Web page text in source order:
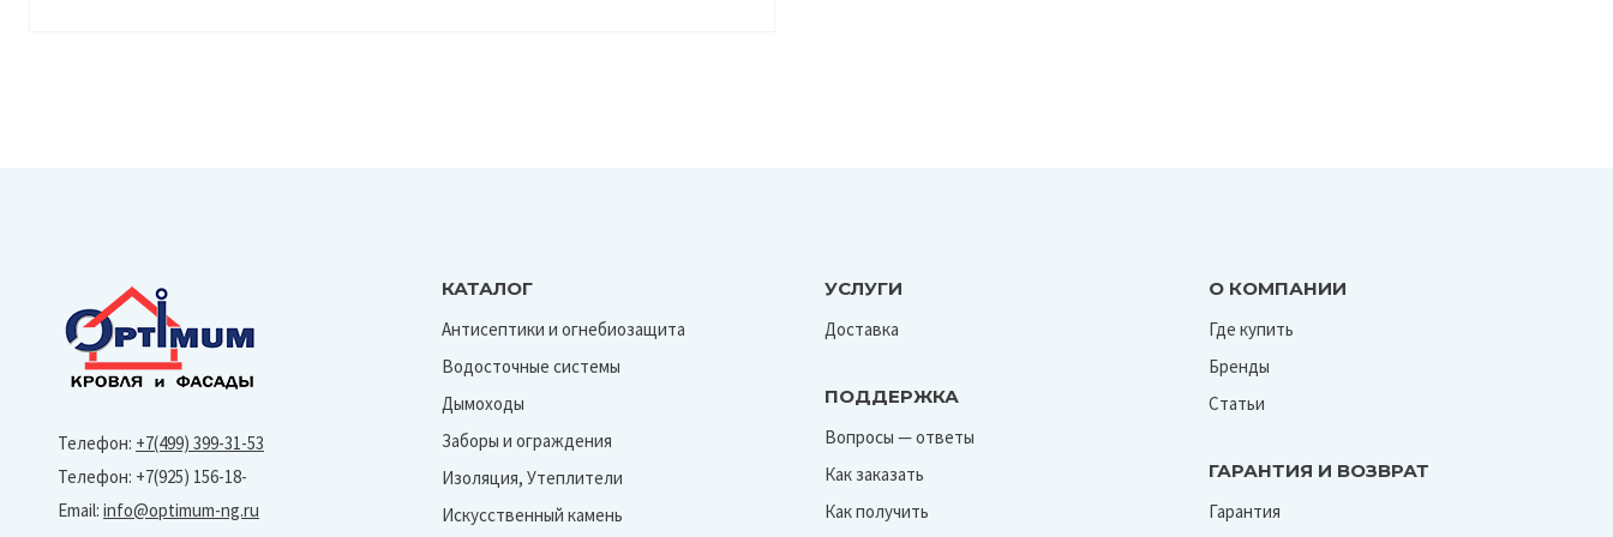
Телефон: +7(499) 399-31-53
Телефон: +7(925) 156-18-
Email: info@optimum-ng.ru
КАТАЛОГ
Антисептики и огнебиозащита
Водосточные системы
Дымоходы
Заборы и ограждения
Изоляция, Утеплители
Искусственный камень
УСЛУГИ
Доставка
ПОДДЕРЖКА
Вопросы — ответы
Как заказать
Как получить
О КОМПАНИИ
Где купить
Бренды
Статьи
ГАРАНТИЯ И ВОЗВРАТ
Гарантия